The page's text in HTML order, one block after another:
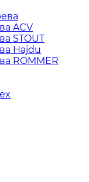
ACV
STOUT
Hajdu
ROMMER